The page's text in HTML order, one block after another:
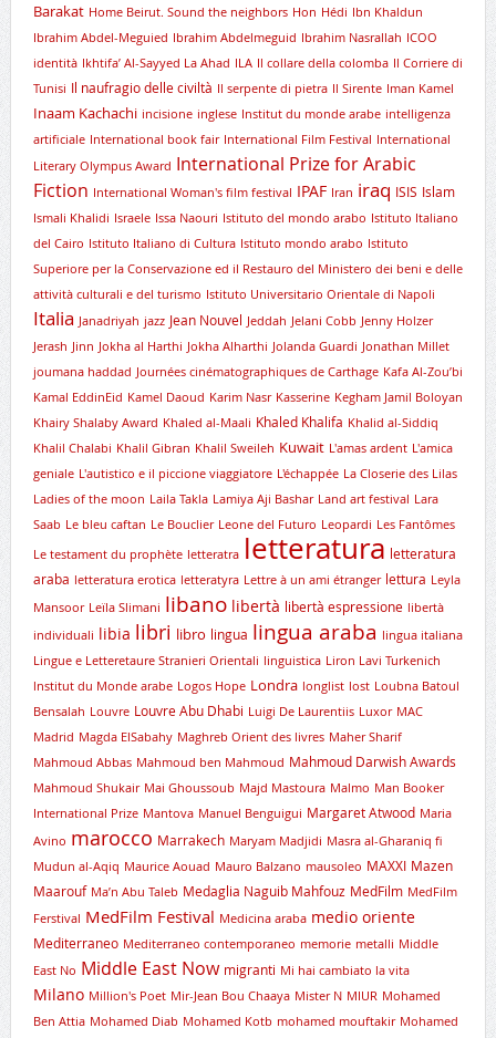
Barakat Home Beirut. Sound the neighbors Hon Hédi Ibn Khaldun
Ibrahim Abdel-Meguied Ibrahim Abdelmeguid Ibrahim Nasrallah ICOO
identità Ikhtifa’ Al-Sayyed La Ahad ILA Il collare della colomba Il Corriere di
Tunisi Il naufragio delle civiltà Il serpente di pietra Il Sirente Iman Kamel
Inaam Kachachi incisione inglese Institut du monde arabe intelligenza
artificiale International book fair International Film Festival International
Literary Olympus Award International Prize for Arabic
Fiction International Woman's film festival IPAF Iran iraq ISIS Islam
Ismali Khalidi Israele Issa Naouri Istituto del mondo arabo Istituto Italiano
del Cairo Istituto Italiano di Cultura Istituto mondo arabo Istituto
Superiore per la Conservazione ed il Restauro del Ministero dei beni e delle
attività culturali e del turismo Istituto Universitario Orientale di Napoli
Italia Janadriyah jazz Jean Nouvel Jeddah Jelani Cobb Jenny Holzer
Jerash Jinn Jokha al Harthi Jokha Alharthi Jolanda Guardi Jonathan Millet
joumana haddad Journées cinématographiques de Carthage Kafa Al-Zou’bi
Kamal EddinEid Kamel Daoud Karim Nasr Kasserine Kegham Jamil Boloyan
Khairy Shalaby Award Khaled al-Maali Khaled Khalifa Khalid al-Siddiq
Khalil Chalabi Khalil Gibran Khalil Sweileh Kuwait L'amas ardent L'amica
geniale L'autistico e il piccione viaggiatore L'échappée La Closerie des Lilas
Ladies of the moon Laila Takla Lamiya Aji Bashar Land art festival Lara
Saab Le bleu caftan Le Bouclier Leone del Futuro Leopardi Les Fantômes
Le testament du prophète letteratra letteratura letteratura
araba letteratura erotica letteratyra Lettre à un ami étranger lettura Leyla
Mansoor Leïla Slimani libano libertà libertà espressione libertà
individuali libia libri libro lingua lingua araba lingua italiana
Lingue e Letteretaure Stranieri Orientali linguistica Liron Lavi Turkenich
lnstitut du Monde arabe Logos Hope Londra longlist lost Loubna Batoul
Bensalah Louvre Louvre Abu Dhabi Luigi De Laurentiis Luxor MAC
Madrid Magda ElSabahy Maghreb Orient des livres Maher Sharif
Mahmoud Abbas Mahmoud ben Mahmoud Mahmoud Darwish Awards
Mahmoud Shukair Mai Ghoussoub Majd Mastoura Malmo Man Booker
International Prize Mantova Manuel Benguigui Margaret Atwood Maria
Avino marocco Marrakech Maryam Madjidi Masra al-Gharaniq fi
Mudun al-Aqiq Maurice Aouad Mauro Balzano mausoleo MAXXI Mazen
Maarouf Ma’n Abu Taleb Medaglia Naguib Mahfouz MedFilm MedFilm
Ferstival MedFilm Festival Medicina araba medio oriente
Mediterraneo Mediterraneo contemporaneo memorie metalli Middle
East No Middle East Now migranti Mi hai cambiato la vita
Milano Million's Poet Mir-Jean Bou Chaaya Mister N MIUR Mohamed
Ben Attia Mohamed Diab Mohamed Kotb mohamed mouftakir Mohamed